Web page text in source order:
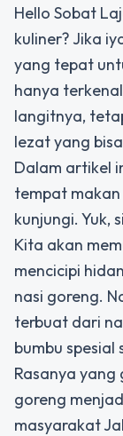
Hello Sobat
kuliner? Jika
yang tepat
hanya
langitnya,
lezat yang
Dalam artikel
tempat
kunjungi. Yuk,
Kita akan
mencicipi
nasi goreng.
terbuat dari
bumbu spesial
Rasanya yang
goreng
masyarakat